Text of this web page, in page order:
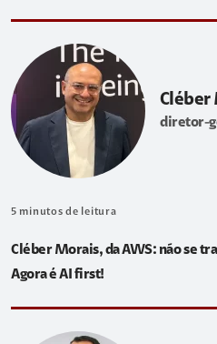
Cléber
diretor-
5 minutos de leitura
Cléber Morais, da AWS: não se
Agora é AI first!